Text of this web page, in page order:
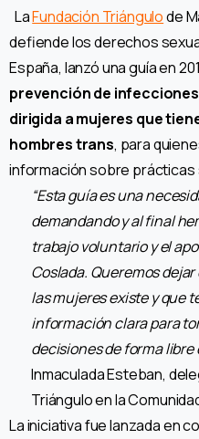
LaFundación Triángulode
defiende los derechos
España, lanzó una guía en
prevención de
dirigida a mujeres que
hombres trans, para
información sobre
“Esta guía es una
demandando y al final
trabajo voluntario y el
Coslada. Queremos
las mujeres existe y que
información clara para
decisiones de forma libre
Inmaculada Esteban,
Triángulo en la
La iniciativa fue lanzada en